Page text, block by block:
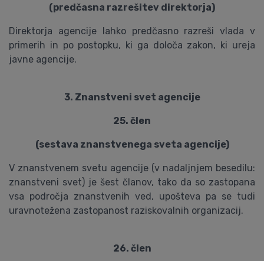
(predčasna razrešitev direktorja)
Direktorja agencije lahko predčasno razreši vlada v
primerih in po postopku, ki ga določa zakon, ki ureja
javne agencije.
3. Znanstveni svet agencije
25. člen
(sestava znanstvenega sveta agencije)
V znanstvenem svetu agencije (v nadaljnjem besedilu:
znanstveni svet) je šest članov, tako da so zastopana
vsa področja znanstvenih ved, upošteva pa se tudi
uravnotežena zastopanost raziskovalnih organizacij.
26. člen